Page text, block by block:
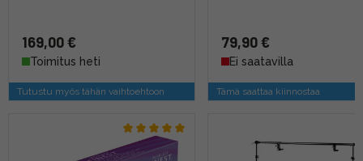
169,00 €
Toimitus heti
Tutustu myös tähän vaihtoehtoon
79,90 €
Ei saatavilla
Tämä saattaa kiinnostaa